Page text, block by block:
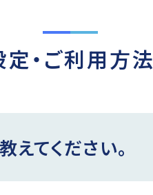
定・ご利用方法
てください。